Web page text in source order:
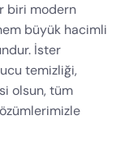
biri modern
büyük hacimli
İster
temizliği,
olsun, tüm